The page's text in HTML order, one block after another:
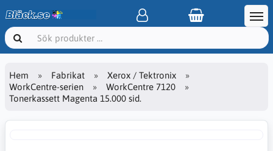
Hem Fabrikat
Xerox / Tektronix
WorkCentre-serien
WorkCentre 7120
Tonerkassett Magenta 15.000 sid.